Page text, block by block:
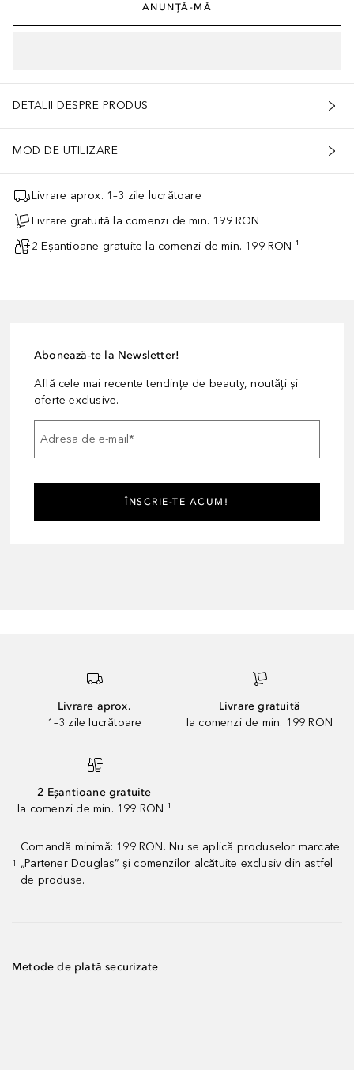
ANUNȚĂ-MĂ
DETALII DESPRE PRODUS
MOD DE UTILIZARE
Livrare aprox. 1–3 zile lucrătoare
Livrare gratuită la comenzi de min. 199 RON
2 Eșantioane gratuite la comenzi de min. 199 RON ¹
Abonează-te la Newsletter!
Află cele mai recente tendințe de beauty, noutăți și
oferte exclusive.
Adresa de e-mail*
ÎNSCRIE-TE ACUM!
Livrare aprox.
1–3 zile lucrătoare
Livrare gratuită
la comenzi de min. 199 RON
2 Eșantioane gratuite
la comenzi de min. 199 RON ¹
1
Comandă minimă: 199 RON. Nu se aplică produselor marcate
„Partener Douglas” și comenzilor alcătuite exclusiv din astfel
de produse.
Metode de plată securizate